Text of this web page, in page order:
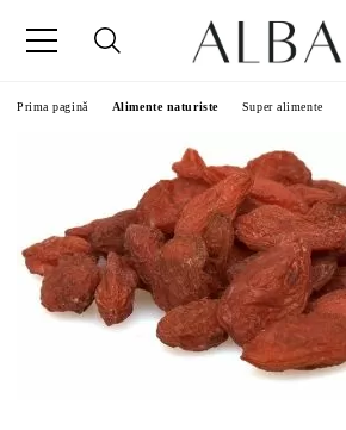
Prima pagină Alimente naturiste Super alimente